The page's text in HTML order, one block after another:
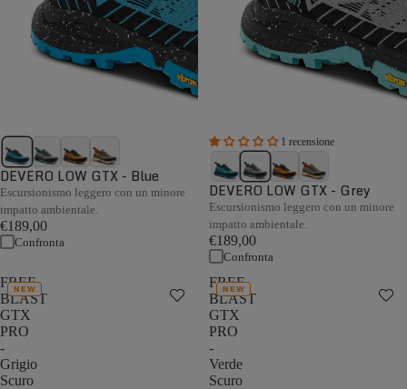
DEVERO LOW GTX - Blue
Escursionismo leggero con un minore
impatto ambientale.
€189,00
Confronta
1 recensione
DEVERO LOW GTX - Grey
Escursionismo leggero con un minore
impatto ambientale.
€189,00
Confronta
FREE
BLAST
GTX
PRO
-
Grigio
Scuro
NEW
FREE
BLAST
GTX
PRO
-
Verde
Scuro
NEW